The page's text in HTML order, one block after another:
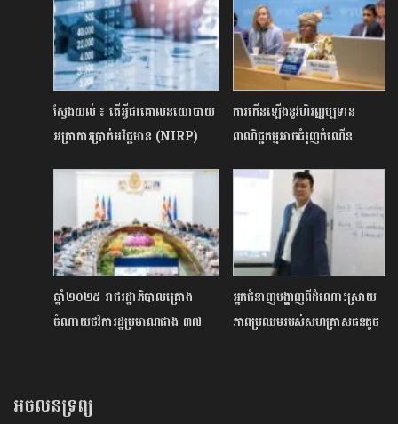
ស្វែងយល់ ៖ តើអ្វីជាគោលនយោបាយ
អត្រាការប្រាក់អវិជ្ជមាន (NIRP)
ការកើនឡើងនូវហិរញ្ញប្បទាន
ពាណិជ្ជកម្មអាចជំរុញកំណើន
ឆ្នាំ២០២៥ រាជរដ្ឋាភិបាលគ្រោង
ចំណាយថវិការដ្ឋប្រមាណជាង ៣៧
អ្នកជំនាញបង្ហាញពីដំណោះស្រាយ
ភាពប្រឈមរបស់សហគ្រាសធនតូច
អចលនទ្រព្យ